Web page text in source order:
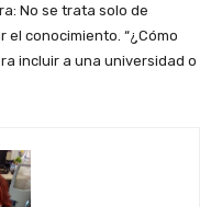
No se trata solo de
conocimiento. “¿Cómo
incluir a una universidad o